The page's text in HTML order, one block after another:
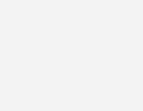
zu prüfende
Regel nicht ablehnen.
erlischt
der Genehmigung mit
beginnen oder wenn die
di